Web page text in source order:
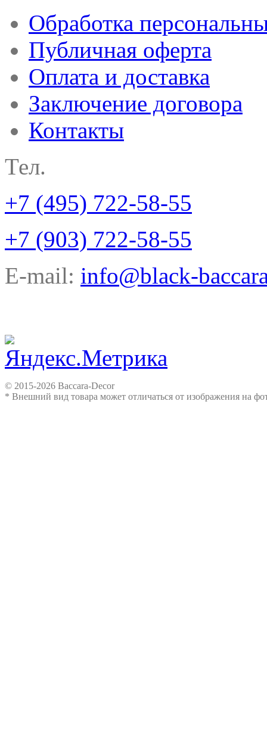
Обработка
Публичная оферта
Оплата и доставка
Заключение договора
Контакты
Тел.
+7 (495) 722-58-55
+7 (903) 722-58-55
E-mail: info@black-
© 2015-2026 Baccara-Decor
* Внешний вид товара может отличаться от изображения на